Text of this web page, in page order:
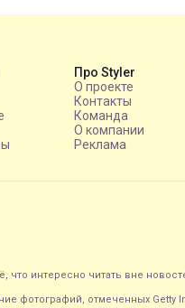
Про Styler
О проекте
Контакты
Команда
О компании
Реклама
что интересно читать вне
фотографий, отмеченных